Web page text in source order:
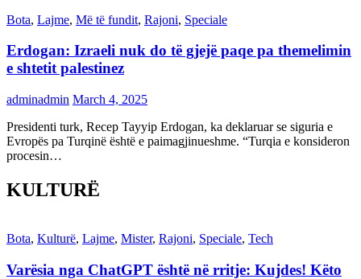
Bota, Lajme, Më të fundit, Rajoni, Speciale
Erdogan: Izraeli nuk do të gjejë paqe pa themelimin
e shtetit palestinez
adminadmin March 4, 2025
Presidenti turk, Recep Tayyip Erdogan, ka deklaruar se siguria e
Evropës pa Turqinë është e paimagjinueshme. “Turqia e konsideron
procesin…
KULTURË
Bota, Kulturë, Lajme, Mister, Rajoni, Speciale, Tech
Varësia nga ChatGPT është në rritje: Kujdes! Këto